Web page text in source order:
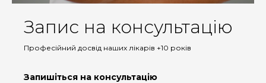
Запис на консультацію
Професійний досвід наших лікарів +10 років
Запишіться на консультацію